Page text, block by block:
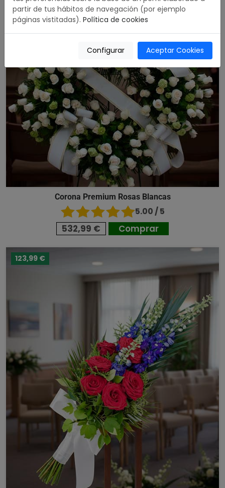
Corona Premium Rosas Blancas
5.00 / 5
532,99 € Comprar
123,99 €
partir de tus hábitos de navegación (por ejemplo
páginas vistitadas). Política de cookies
Configurar Aceptar Cookies